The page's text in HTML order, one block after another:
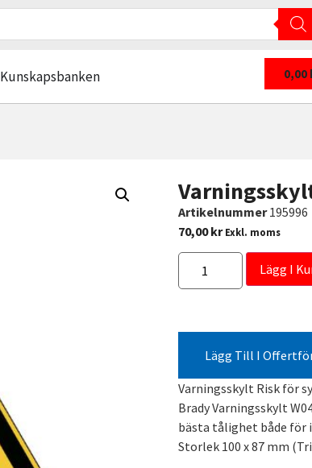
Kunskapsbanken 0,00
Artikelnummer195996
70,00kr Exkl. moms
Lägg I
Lägg Till I
Varningsskylt Risk för
Brady Varningsskylt
bästa tålighet både för
Storlek 100 x 87 mm